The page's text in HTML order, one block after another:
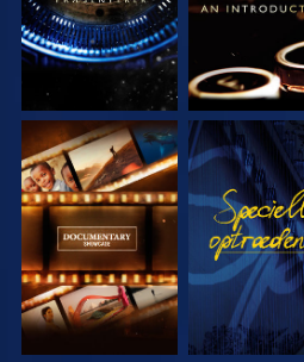
UDFORSK SERIEN SE